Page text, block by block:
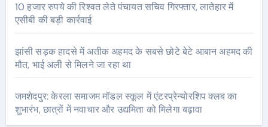
10 हजार रुपये की रिश्वत लेते पंचायत सचिव गिरफ्तार, लातेहार में
एसीबी की बड़ी कार्रवाई
झांसी सड़क हादसे में अतीक अहमद के सबसे छोटे बेटे आबान अहमद की
मौत, भाई अली से मिलने जा रहा था
जमशेदपुर: केरला समाजम मॉडल स्कूल में एंटरप्रेन्योरशिप क्लब का
शुभारंभ, छात्रों में नवाचार और उद्यमिता को मिलेगा बढ़ावा